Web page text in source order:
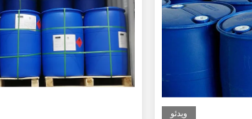
ویدئو